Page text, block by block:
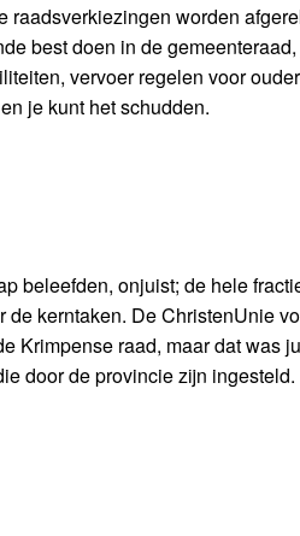
raadsverkiezingen worden
best doen in de
vervoer regelen voor
je kunt het schudden.
beleefden, onjuist; de hele
kerntaken. De ChristenUnie
Krimpense raad, maar dat was
door de provincie zijn ingesteld.